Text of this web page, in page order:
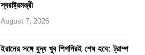
স্বরাষ্ট্রমন্ত্রী
August 7, 2026
ইরানের সঙ্গে যুদ্ধ খুব শিগগিরই শেষ হবে: ট্রাম্প